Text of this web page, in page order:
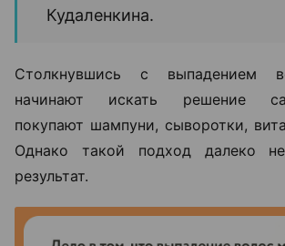
Кудаленкина.
Столкнувшись с выпадением
начинают искать решение
покупают шампуни, сыворотки,
Однако такой подход далеко
результат.